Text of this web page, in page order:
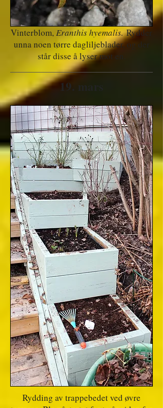
Vinterblom,Eranthis hyemalis.Rydder
unna noen tørre dagliljeblader, og der
står disse å lyser mot en.
19. mars
Rydding av trappebedet ved øvre